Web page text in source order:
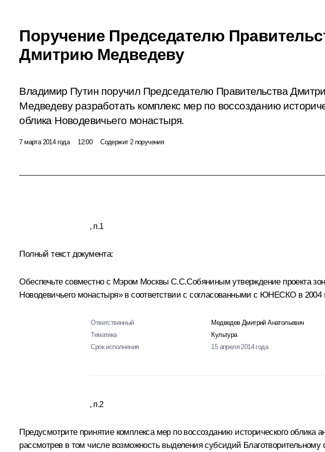
Поручение Председателю
Дмитрию Медведеву
Владимир Путин поручил Председателю Правительства
Медведеву разработать комплекс мер по воссозданию
облика Новодевичьего монастыря.
7 марта 2014 года 12:00 Содержит 2 поручения
, п.1
Полный текст документа:
Обеспечьте совместно с Мэром Москвы С.С.Собяниным утверждение проекта
Новодевичьего монастыря» в соответствии с согласованными с ЮНЕСКО в 2004
Ответственный
Медведев Дмитрий Анатольевич
Тематика
Культура
Срок исполнения
15 апреля 2014 года
, п.2
Предусмотрите принятие комплекса мер по воссозданию исторического
рассмотрев в том числе возможность выделения субсидий